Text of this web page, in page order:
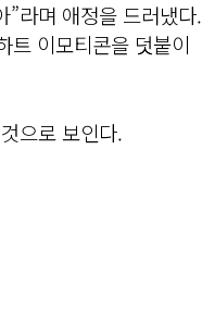
라며 애정을 드러냈다.
트 이모티콘을 덧붙이
으로 보인다.